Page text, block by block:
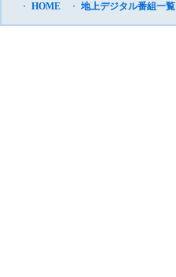
・ HOME ・ 地上デジタル番組一覧